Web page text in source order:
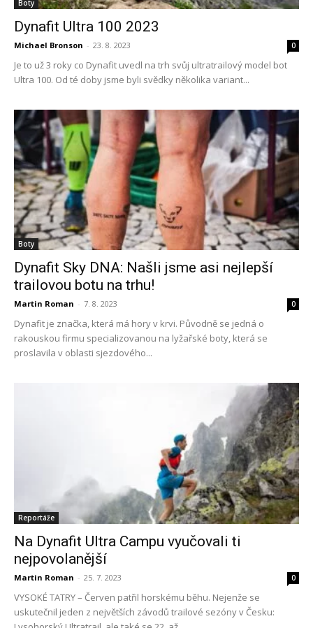
Boty
Dynafit Ultra 100 2023
Michael Bronson - 23. 8. 2023 0
Je to už 3 roky co Dynafit uvedl na trh svůj ultratrailový model bot
Ultra 100. Od té doby jsme byli svědky několika variant...
Boty
Dynafit Sky DNA: Našli jsme asi nejlepší
trailovou botu na trhu!
Martin Roman - 7. 8. 2023 0
Dynafit je značka, která má hory v krvi. Původně se jedná o
rakouskou firmu specializovanou na lyžařské boty, která se
proslavila v oblasti sjezdového...
Reportáže
Na Dynafit Ultra Campu vyučovali ti
nejpovolanější
Martin Roman - 25. 7. 2023 0
VYSOKÉ TATRY – Červen patřil horskému běhu. Nejenže se
uskutečnil jeden z největších závodů trailové sezóny v Česku: